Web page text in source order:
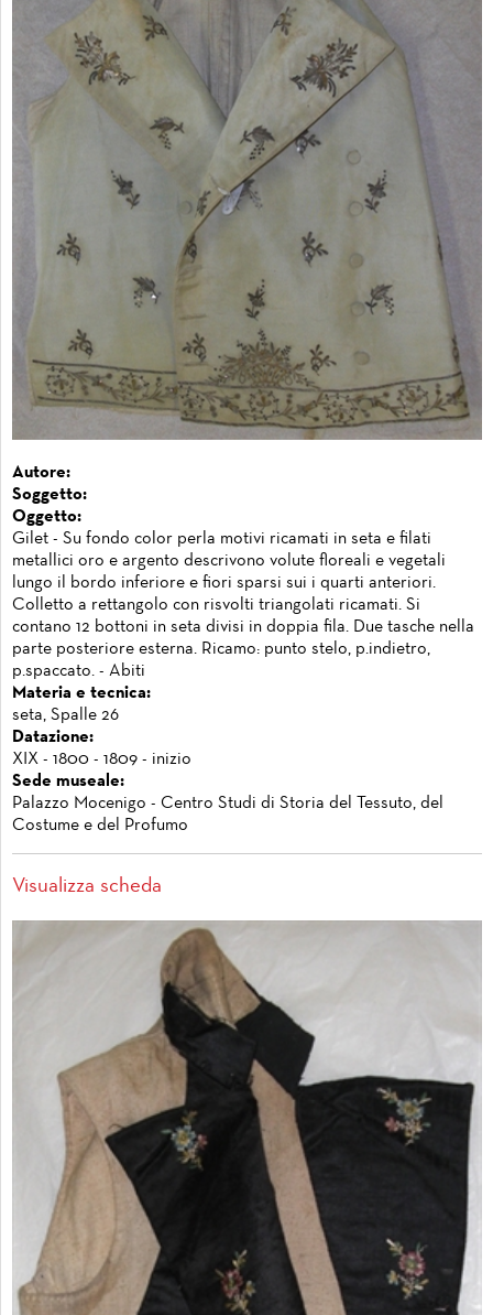
Autore:
Soggetto:
Oggetto:
Gilet - Su fondo color perla motivi ricamati in seta e filati
metallici oro e argento descrivono volute floreali e vegetali
lungo il bordo inferiore e fiori sparsi sui i quarti anteriori.
Colletto a rettangolo con risvolti triangolati ricamati. Si
contano 12 bottoni in seta divisi in doppia fila. Due tasche nella
parte posteriore esterna. Ricamo: punto stelo, p.indietro,
p.spaccato. - Abiti
Materia e tecnica:
seta, Spalle 26
Datazione:
XIX - 1800 - 1809 - inizio
Sede museale:
Palazzo Mocenigo - Centro Studi di Storia del Tessuto, del
Costume e del Profumo
Visualizza scheda